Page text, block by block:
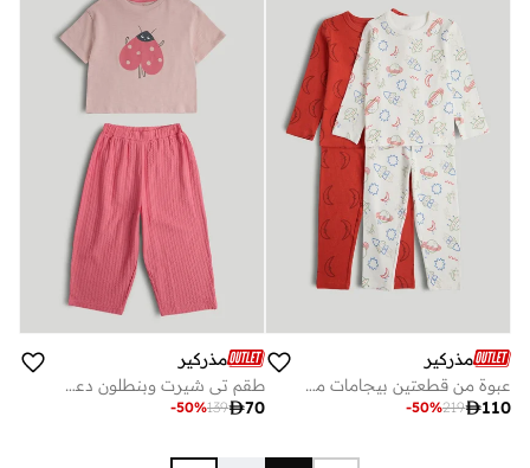
مذركير
عبوة من قطعتين بيجامات مضلعة بتصميم الفضاء
110
219
-50%
مذركير
طقم تي شيرت وبنطلون دعسوقة وردي
70
139
-50%